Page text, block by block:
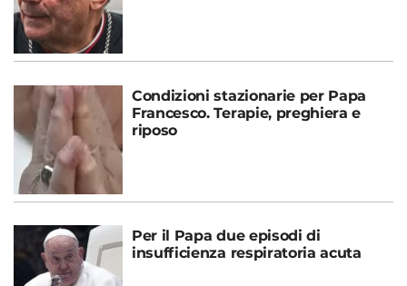
Condizioni stazionarie per Papa
Francesco. Terapie, preghiera e
riposo
Per il Papa due episodi di
insufficienza respiratoria acuta